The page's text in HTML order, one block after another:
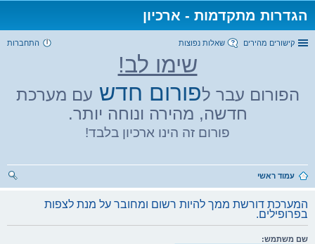
הגדרות מתקדמות - ארכיון
קישורים מהירים שאלות נפוצות התחברות
שימו לב!
הפורום עבר לפורום חדש עם מערכת
חדשה, מהירה ונוחה יותר.
פורום זה הינו ארכיון בלבד!
עמוד ראשי
המערכת דורשת ממך להיות רשום ומחובר על מנת לצפות
בפרופילים.
שם משתמש: